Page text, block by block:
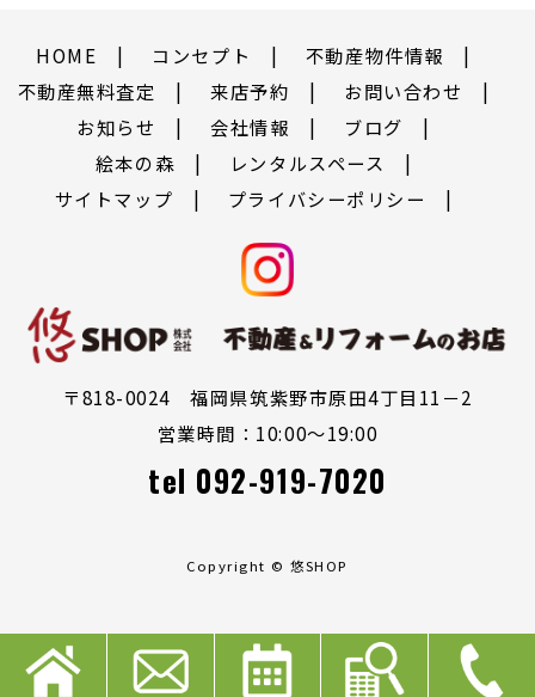
HOME コンセプト
不動産物件情報
不動産無料査定
来店予約
お問い合わせ
お知らせ
会社情報
ブログ
絵本の森
レンタルスペース
サイトマップ
プライバシーポリシー
〒818-0024 福岡県筑紫野市原田4丁目11－2
営業時間：10:00～19:00
tel 092-919-7020
Copyright © 悠SHOP